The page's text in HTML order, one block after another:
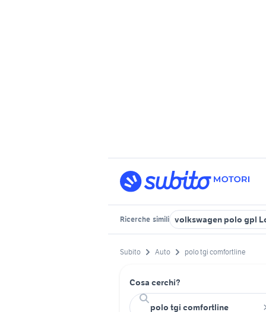
Ricerche simili volkswagen polo gpl
Subito Auto polo tgi comfortline
Cosa cerchi?